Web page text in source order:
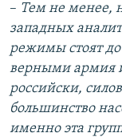
– Тем не менее,
западных
режимы стоят до
верными армия
российски,
большинство
именно эта